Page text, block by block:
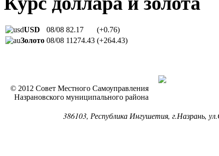
USD 08/08 82.17
(+0.76)
Золото 08/08 11274.43 (+264.43)
© 2012 Совет Местного Самоуправления
Назрановского муниципального района
386103, Республика Ингушетия, г.Назрань,